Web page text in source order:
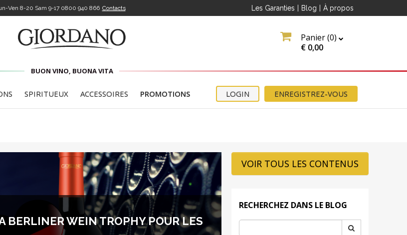
Ven 8-20 Sam 9-170800 940 866 Contacts Les Garanties Blog À propos
Panier (0)
€ 0,00
BUON VINO, BUONA VITA
SPIRITUEUX ACCESSOIRES PROMOTIONS ENREGISTREZ-VOUS
LOGIN
BERLINER WEIN TROPHY POUR LES
VOIR TOUS LES CONTENUS
RECHERCHEZ DANS LE BLOG